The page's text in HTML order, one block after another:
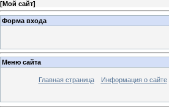
[Мой сайт]
Форма входа
Меню сайта
Главная страница Информация о сайте